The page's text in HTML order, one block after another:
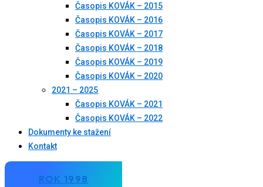
Časopis KOVÁK – 2015
Časopis KOVÁK – 2016
Časopis KOVÁK – 2017
Časopis KOVÁK – 2018
Časopis KOVÁK – 2019
Časopis KOVÁK – 2020
2021 – 2025
Časopis KOVÁK – 2021
Časopis KOVÁK – 2022
Dokumenty ke stažení
Kontakt
ROK 1998